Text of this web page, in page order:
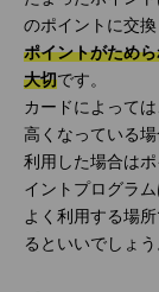
のポイントに交
ポイントがため
大切です。
カードによって
高くなっている
利用した場合は
イントプログラ
よく利用する場
るといいでしょう